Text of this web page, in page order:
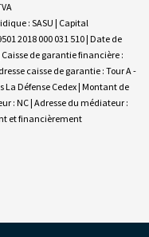
: SASU | Capital
2018 000 031 510 | Date de
de garantie financière :
caisse de garantie : Tour A -
La Défense Cedex | Montant de
: NC | Adresse du médiateur :
et financièrement